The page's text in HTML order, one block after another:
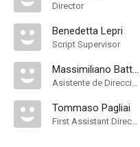
Director
Benedetta Lepri
Script Supervisor
Massimiliano Battistella
Asistente de Dirección
Tommaso Pagliai
First Assistant Director